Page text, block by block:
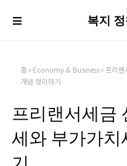
복지
홈 Economy & Business
프리랜
개념 정리하기
프리랜서세금
세와 부가가